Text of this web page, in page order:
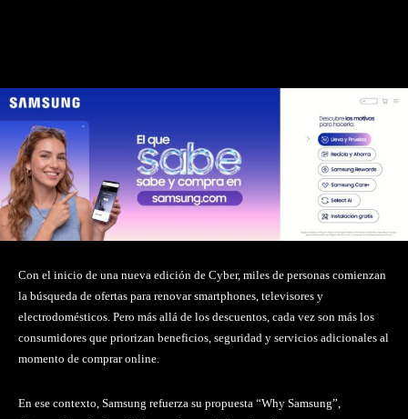
Con el inicio de una nueva edición de Cyber, miles de personas comienzan
la búsqueda de ofertas para renovar smartphones, televisores y
electrodomésticos. Pero más allá de los descuentos, cada vez son más los
consumidores que priorizan beneficios, seguridad y servicios adicionales al
momento de comprar online.
En ese contexto, Samsung refuerza su propuesta “Why Samsung”,